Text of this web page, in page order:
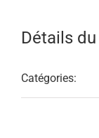
Détails
Catégories: